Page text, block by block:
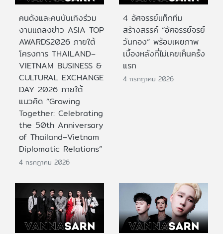
คนดังและคนบันเทิงร่วม
งานแถลงข่าว ASIA TOP
AWARDS2026 ภายใต้
โครงการ THAILAND–
VIETNAM BUSINESS &
CULTURAL EXCHANGE
DAY 2026 ภายใต้
แนวคิด “Growing
Together: Celebrating
the 50th Anniversary
of Thailand–Vietnam
Diplomatic Relations”
4 กรกฎาคม 2026
4 อัศจรรย์แท็กทีม
สร้างสรรค์ “อัศจรรย์จรย์
วันทอง” พร้อมเผยภาพ
เบื้องหลังที่ไม่เคยเห็นครั้ง
แรก
4 กรกฎาคม 2026